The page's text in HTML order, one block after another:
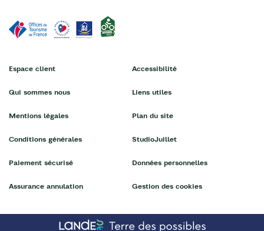
Espace client
Qui sommes nous
Mentions légales
Conditions générales
Paiement sécurisé
Assurance annulation
Accessibilité
Liens utiles
Plan du site
StudioJuillet
Données personnelles
Gestion des cookies